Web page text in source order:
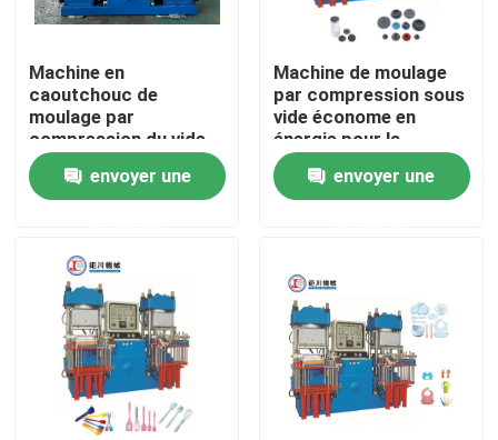
Produits
Vidéos
Machine en
caoutchouc de
moulage par
compression du vide
69KW pour la seringue
médicaleenvoyer une
Machine de moulage
par compression sous
vide économe en
énergie pour la
fabrication de
bouchons en
caoutchouc
envoyer une